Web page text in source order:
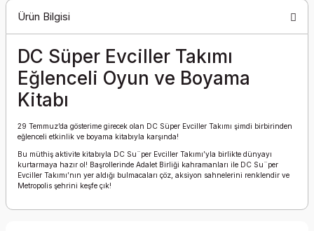
Ürün Bilgisi
DC Süper Evciller Takımı
Eğlenceli Oyun ve Boyama
Kitabı
29 Temmuz’da gösterime girecek olan DC Süper Evciller Takımı şimdi birbirinden
eğlenceli etkinlik ve boyama kitabıyla karşında!
Bu müthiş aktivite kitabıyla DC Su¨per Evciller Takımı’yla birlikte dünyayı
kurtarmaya hazır ol! Başrollerinde Adalet Birliği kahramanları ile DC Su¨per
Evciller Takımı’nın yer aldığı bulmacaları çöz, aksiyon sahnelerini renklendir ve
Metropolis şehrini keşfe çık!